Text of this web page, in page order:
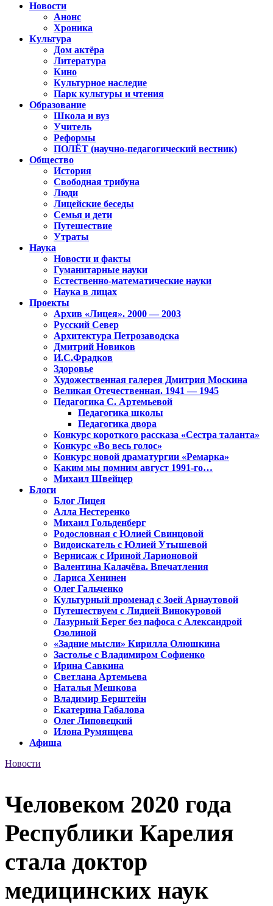
Новости
Анонс
Хроника
Культура
Дом актёра
Литература
Кино
Культурное наследие
Парк культуры и чтения
Образование
Школа и вуз
Учитель
Реформы
ПОЛЁТ (научно-педагогический вестник)
Общество
История
Свободная трибуна
Люди
Лицейские беседы
Семья и дети
Путешествие
Утраты
Наука
Новости и факты
Гуманитарные науки
Естественно-математические науки
Наука в лицах
Проекты
Архив «Лицея». 2000 — 2003
Русский Север
Архитектура Петрозаводска
Дмитрий Новиков
И.С.Фрадков
Здоровье
Художественная галерея Дмитрия Москина
Великая Отечественная. 1941 — 1945
Педагогика С. Артемьевой
Педагогика школы
Педагогика двора
Конкурс короткого рассказа «Сестра таланта»
Конкурс «Во весь голос»
Конкурс новой драматургии «Ремарка»
Каким мы помним август 1991-го…
Михаил Швейцер
Блоги
Блог Лицея
Алла Нестеренко
Михаил Гольденберг
Родословная с Юлией Свинцовой
Видоискатель с Юлией Утышевой
Вернисаж с Ириной Ларионовой
Валентина Калачёва. Впечатления
Лариса Хенинен
Олег Гальченко
Культурный променад с Зоей Арнаутовой
Путешествуем с Лидией Винокуровой
Лазурный Берег без пафоса с Александрой
Озолиной
«Задние мысли» Кирилла Олюшкина
Застолье с Владимиром Софиенко
Ирина Савкина
Светлана Артемьева
Наталья Мешкова
Владимир Берштейн
Екатерина Габалова
Олег Липовецкий
Илона Румянцева
Афиша
Новости
Человеком 2020 года
Республики Карелия
стала доктор
медицинских наук